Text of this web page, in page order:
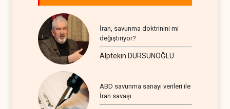
İran, savunma doktrinini mi
değiştiriyor?
Alptekin DURSUNOĞLU
ABD savunma sanayi verileri ile
İran savaşı